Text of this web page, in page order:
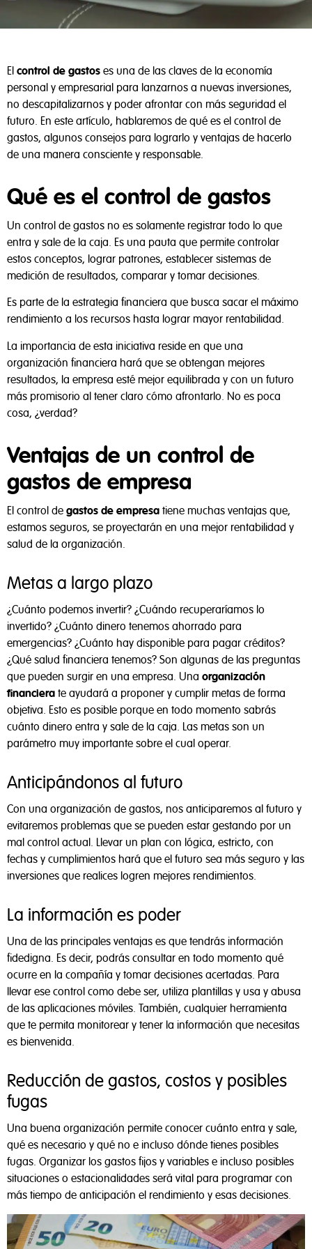
El control de gastos es una de las claves de la economía
personal y empresarial para lanzarnos a nuevas inversiones,
no descapitalizarnos y poder afrontar con más seguridad el
futuro. En este artículo, hablaremos de qué es el control de
gastos, algunos consejos para lograrlo y ventajas de hacerlo
de una manera consciente y responsable.
Qué es el control de gastos
Un control de gastos no es solamente registrar todo lo que
entra y sale de la caja. Es una pauta que permite controlar
estos conceptos, lograr patrones, establecer sistemas de
medición de resultados, comparar y tomar decisiones.
Es parte de la estrategia financiera que busca sacar el máximo
rendimiento a los recursos hasta lograr mayor rentabilidad.
La importancia de esta iniciativa reside en que una
organización financiera hará que se obtengan mejores
resultados, la empresa esté mejor equilibrada y con un futuro
más promisorio al tener claro cómo afrontarlo. No es poca
cosa, ¿verdad?
Ventajas de un control de
gastos de empresa
El control de gastos de empresa tiene muchas ventajas que,
estamos seguros, se proyectarán en una mejor rentabilidad y
salud de la organización.
Metas a largo plazo
¿Cuánto podemos invertir? ¿Cuándo recuperaríamos lo
invertido? ¿Cuánto dinero tenemos ahorrado para
emergencias? ¿Cuánto hay disponible para pagar créditos?
¿Qué salud financiera tenemos? Son algunas de las preguntas
que pueden surgir en una empresa. Una organización
financiera te ayudará a proponer y cumplir metas de forma
objetiva. Esto es posible porque en todo momento sabrás
cuánto dinero entra y sale de la caja. Las metas son un
parámetro muy importante sobre el cual operar.
Anticipándonos al futuro
Con una organización de gastos, nos anticiparemos al futuro y
evitaremos problemas que se pueden estar gestando por un
mal control actual. Llevar un plan con lógica, estricto, con
fechas y cumplimientos hará que el futuro sea más seguro y las
inversiones que realices logren mejores rendimientos.
La información es poder
Una de las principales ventajas es que tendrás información
fidedigna. Es decir, podrás consultar en todo momento qué
ocurre en la compañía y tomar decisiones acertadas. Para
llevar ese control como debe ser, utiliza plantillas y usa y abusa
de las aplicaciones móviles. También, cualquier herramienta
que te permita monitorear y tener la información que necesitas
es bienvenida.
Reducción de gastos, costos y posibles
fugas
Una buena organización permite conocer cuánto entra y sale,
qué es necesario y qué no e incluso dónde tienes posibles
fugas. Organizar los gastos fijos y variables e incluso posibles
situaciones o estacionalidades será vital para programar con
más tiempo de anticipación el rendimiento y esas decisiones.